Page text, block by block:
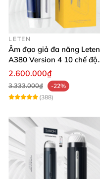
LETEN
Âm đạo giả đa năng Leten
A380 Version 4 10 chế độ
bú mút sục
2.600.000₫
3.333.000₫
-22%
(388)